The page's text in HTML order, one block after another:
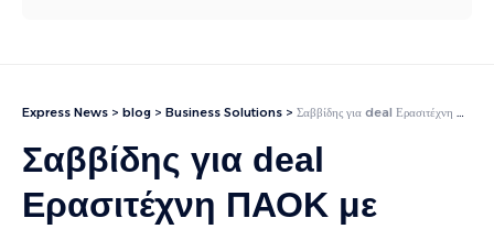
Express News > blog > Business Solutions > Σαββίδης για deal Ερασιτέχνη ΠΑΟΚ με Μυστακίδη: Εν αγνοία μου η ανακοίνωση – Ξεκίνησα το όραμα της Νέας Τούμπας, θα το ολοκληρώσω, ευπρόσδεκτος όποιος θέλει
Σαββίδης για deal
Ερασιτέχνη ΠΑΟΚ με